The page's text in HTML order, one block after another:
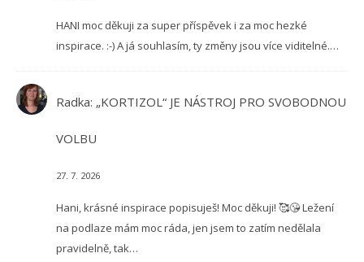
HANI moc děkuji za super příspěvek i za moc hezké
inspirace. :-) A já souhlasím, ty změny jsou více viditelné.…
Radka: „KORTIZOL“ JE NÁSTROJ PRO SVOBODNOU
VOLBU
27. 7. 2026
Hani, krásné inspirace popisuješ! Moc děkuji! 🥰😘 Ležení
na podlaze mám moc ráda, jen jsem to zatím nedělala
pravidelně, tak…